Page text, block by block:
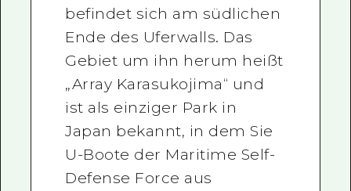
befindet sich am südlichen
Ende des Uferwalls. Das
Gebiet um ihn herum heißt
„Array Karasukojima“ und
ist als einziger Park in
Japan bekannt, in dem Sie
U-Boote der Maritime Self-
Defense Force aus